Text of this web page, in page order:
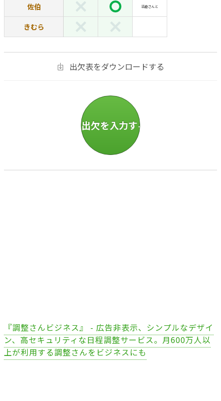
佐伯 沼倉さんと
きむら
出欠表をダウンロードする
『調整さんビジネス』 - 広告非表示、シンプルなデザイ
ン、高セキュリティな日程調整サービス。月600万人以
上が利用する調整さんをビジネスにも